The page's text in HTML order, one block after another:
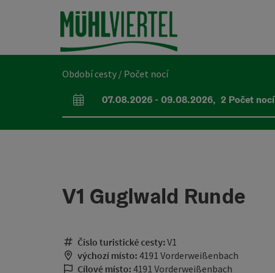
Accesskey
[0]
Navigace Accesskey
[1]
Začátek stránky Accesskey
[2]
Období cesty / Počet nocí
Pole příjezdu a odjezdu
07.08.2026- 09.08.2026, 2 Počet nocí
V1 Guglwald Runde
Číslo turistické cesty:V1
výchozí místo: 4191 Vorderweißenbach
Cílové místo: 4191 Vorderweißenbach